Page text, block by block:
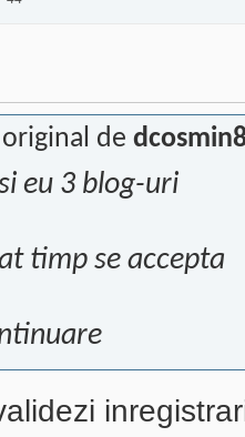
de
eu 3 blog-uri
timp se accepta